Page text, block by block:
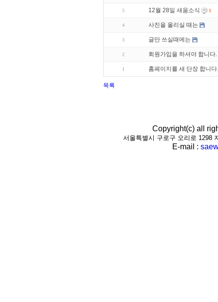
5 12월 28일 새움소식 1
4 사진을 올리실 때는
3 글만 쓰실때에는
2 회원가입을 하셔야 합니다.
1 홈페이지를 새 단장 합니다.
목록
Copyright(c) all
서울특별시 구로구 오리로 1298
E-mail :